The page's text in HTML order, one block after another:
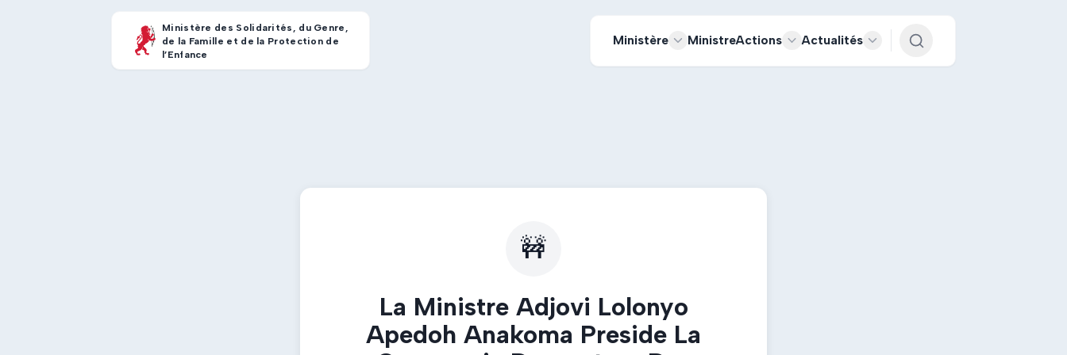
Ministère des Solidarités, du Genre,
de la Famille et de la Protection de
l’Enfance
Ministère MinistreActions Actualités
🚧
La Ministre Adjovi Lolonyo
Apedoh Anakoma Preside La